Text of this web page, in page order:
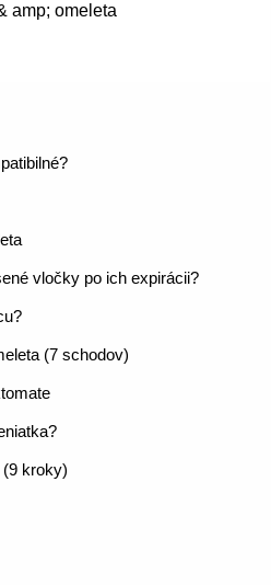
amp; omeleta
vločky po ich expirácii?
(7 schodov)
kroky)